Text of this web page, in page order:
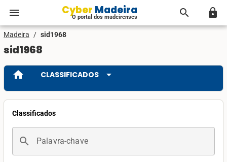
menu Cyber Madeira
O portal dos madeirenses search lock
Madeira / sid1968
sid1968
home CLASSIFICADOS arrow_drop_down
Classificados
search Palavra-chave